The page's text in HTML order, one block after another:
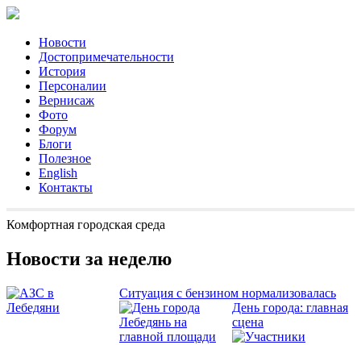
Новости
Достопримечательности
История
Персоналии
Вернисаж
Фото
Форум
Блоги
Полезное
English
Контакты
Комфортная городская среда
Новости за неделю
Ситуация с бензином нормализовалась
День города: главная
сцена